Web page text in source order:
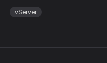
vServer